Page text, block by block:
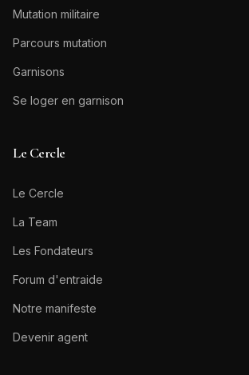
Mutation militaire
Parcours mutation
Garnisons
Se loger en garnison
Le Cercle
Le Cercle
La Team
Les Fondateurs
Forum d'entraide
Notre manifeste
Devenir agent